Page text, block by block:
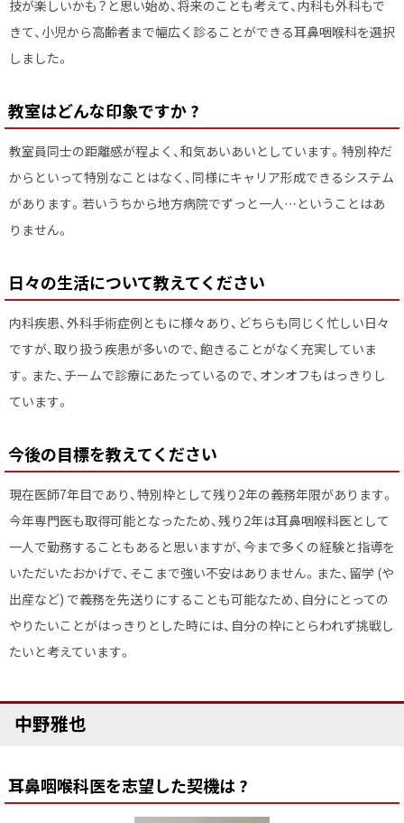
技が楽しいかも？と思い始め、将来のことも考えて、内科も外科もで
きて、小児から高齢者まで幅広く診ることができる耳鼻咽喉科を選択
しました。
教室はどんな印象ですか ?
教室員同士の距離感が程よく、和気あいあいとしています。特別枠だ
からといって特別なことはなく、同様にキャリア形成できるシステム
があります。若いうちから地方病院でずっと一人…ということはあ
りません。
日々の生活について教えてください
内科疾患、外科手術症例ともに様々あり、どちらも同じく忙しい日々
ですが、取り扱う疾患が多いので、飽きることがなく充実していま
す。また、チームで診療にあたっているので、オンオフもはっきりし
ています。
今後の目標を教えてください
現在医師7年目であり、特別枠として残り2年の義務年限があります。
今年専門医も取得可能となったため、残り2年は耳鼻咽喉科医として
一人で勤務することもあると思いますが、今まで多くの経験と指導を
いただいたおかげで、そこまで強い不安はありません。また、留学 (や
出産など) で義務を先送りにすることも可能なため、自分にとっての
やりたいことがはっきりとした時には、自分の枠にとらわれず挑戦し
たいと考えています。
ト
に
中野雅也
耳鼻咽喉科医を志望した契機は ?